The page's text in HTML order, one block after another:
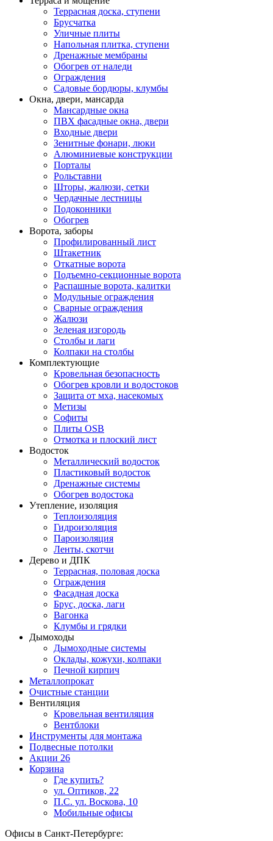
Террасная доска, ступени
Брусчатка
Уличные плиты
Напольная плитка, ступени
Дренажные мембраны
Обогрев от наледи
Ограждения
Садовые бордюры, клумбы
Окна, двери, мансарда
Мансардные окна
ПВХ фасадные окна, двери
Входные двери
Зенитные фонари, люки
Алюминиевые конструкции
Порталы
Рольставни
Шторы, жалюзи, сетки
Чердачные лестницы
Подоконники
Обогрев
Ворота, заборы
Профилированный лист
Штакетник
Откатные ворота
Подъемно-секционные ворота
Распашные ворота, калитки
Модульные ограждения
Сварные ограждения
Жалюзи
Зеленая изгородь
Столбы и лаги
Колпаки на столбы
Комплектующие
Кровельная безопасность
Обогрев кровли и водостоков
Защита от мха, насекомых
Метизы
Софиты
Плиты OSB
Отмотка и плоский лист
Водосток
Металлический водосток
Пластиковый водосток
Дренажные системы
Обогрев водостока
Утепление, изоляция
Теплоизоляция
Гидроизоляция
Пароизоляция
Ленты, скотчи
Дерево и ДПК
Террасная, половая доска
Ограждения
Фасадная доска
Брус, доска, лаги
Вагонка
Клумбы и грядки
Дымоходы
Дымоходные системы
Оклады, кожухи, колпаки
Печной кирпич
Металлопрокат
Очистные станции
Вентиляция
Кровельная вентиляция
Вентблоки
Инструменты для монтажа
Подвесные потолки
Акции 26
Корзина
Где купить?
ул. Оптиков, 22
П.С. ул. Воскова, 10
Мобильные офисы
Офисы в Санкт-Петербурге: